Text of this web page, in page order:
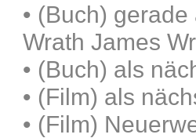
• (Buch) gerade
Wrath James
• (Buch) als
• (Film) als
• (Film)